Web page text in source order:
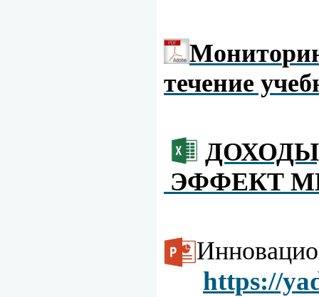
Монито
течение
ЭФФЕКТ
https://